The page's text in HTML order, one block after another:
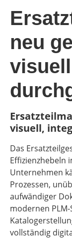
neu
visuell,
Das
Effizienzhebeln
Unternehmen
Prozessen,
aufwändiger
modernen
vollständig